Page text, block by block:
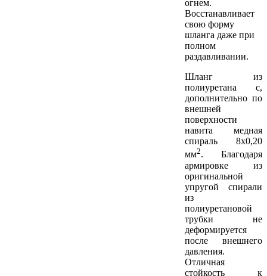
огнем.
Восстанавливает
свою форму
шланга даже при
полном
раздавливании.
Шланг из
полиуретана с,
дополнительно по
внешней
поверхности
навита медная
спираль 8х0,20
мм2. Благодаря
армировке из
оригинальной
упругой спирали
из
полиуретановой
трубки не
деформируется
после внешнего
давления.
Отличная
стойкость к